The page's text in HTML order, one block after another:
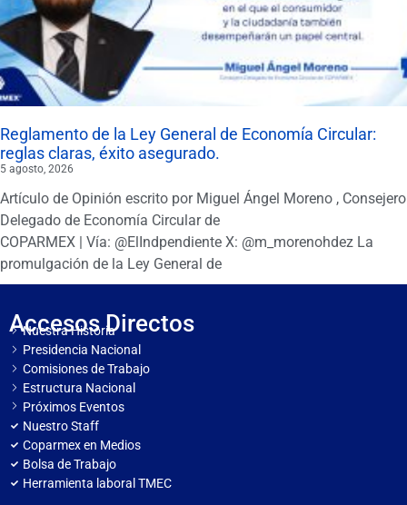
Reglamento de la Ley General de Economía Circular:
reglas claras, éxito asegurado.
5 agosto, 2026
Artículo de Opinión escrito por Miguel Ángel Moreno , Consejero
Delegado de Economía Circular de
COPARMEX | Vía: @ElIndpendiente X: @m_morenohdez La
promulgación de la Ley General de
Accesos Directos
Nuestra Historia
Presidencia Nacional
Comisiones de Trabajo
Estructura Nacional
Próximos Eventos
Nuestro Staff
Coparmex en Medios
Bolsa de Trabajo
Herramienta laboral TMEC